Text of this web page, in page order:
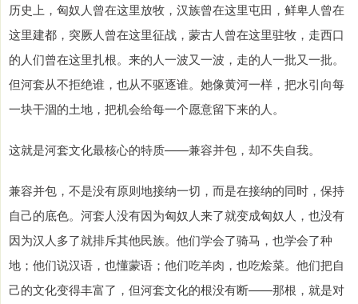
历史上，匈奴人曾在这里放牧，汉族曾在这里屯田，鲜卑人曾在
这里建都，突厥人曾在这里征战，蒙古人曾在这里驻牧，走西口
的人们曾在这里扎根。来的人一波又一波，走的人一批又一批。
但河套从不拒绝谁，也从不驱逐谁。她像黄河一样，把水引向每
一块干涸的土地，把机会给每一个愿意留下来的人。
这就是河套文化最核心的特质——兼容并包，却不失自我。
兼容并包，不是没有原则地接纳一切，而是在接纳的同时，保持
自己的底色。河套人没有因为匈奴人来了就变成匈奴人，也没有
因为汉人多了就排斥其他民族。他们学会了骑马，也学会了种
地；他们说汉语，也懂蒙语；他们吃羊肉，也吃烩菜。他们把自
己的文化变得丰富了，但河套文化的根没有断——那根，就是对